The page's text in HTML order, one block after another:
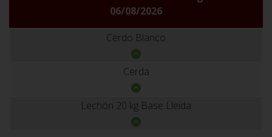
06/08/2026
Cerdo Blanco
Cerda
Lechón 20 kg Base Lleida